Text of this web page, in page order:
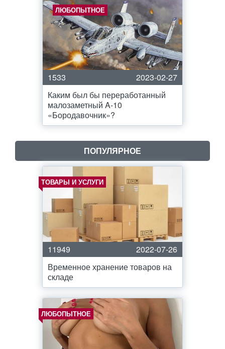
ЛЮБОПЫТНОЕ
1533
2023-02-27
Каким был бы переработанный
малозаметный A-10
«Бородавочник»?
ПОПУЛЯРНОЕ
ТОВАРЫ И УСЛУГИ
11949
2022-07-26
Временное хранение товаров на
складе
ЛЮБОПЫТНОЕ